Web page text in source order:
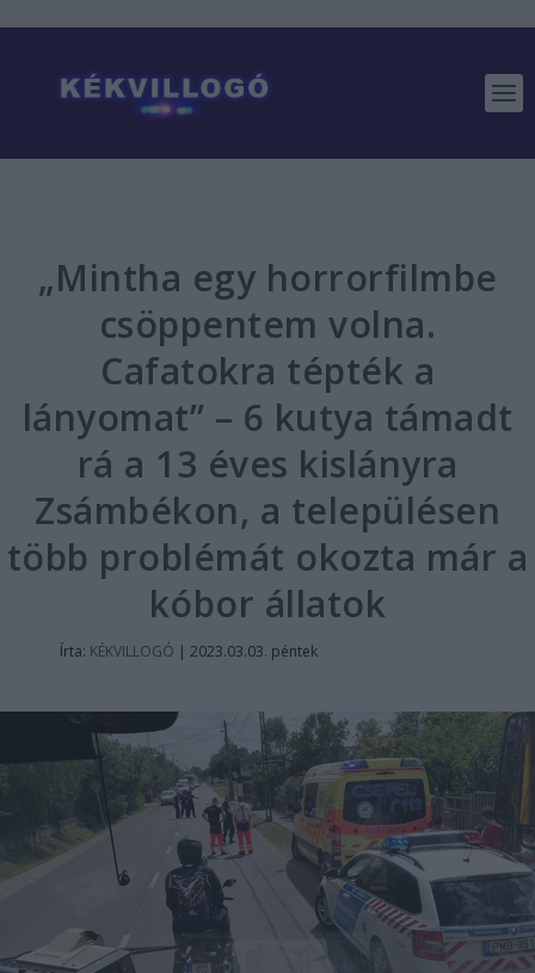
„Mintha egy horrorfilmbe
csöppentem volna.
Cafatokra tépték a
lányomat” – 6 kutya támadt
rá a 13 éves kislányra
Zsámbékon, a településen
több problémát okozta már a
kóbor állatok
Írta: KÉKVILLOGÓ | 2023.03.03. péntek